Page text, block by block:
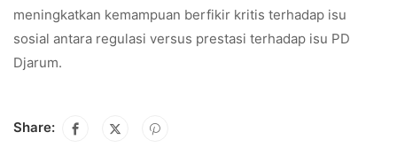
meningkatkan kemampuan berfikir kritis terhadap isu
sosial antara regulasi versus prestasi terhadap isu PD
Djarum.
Share: